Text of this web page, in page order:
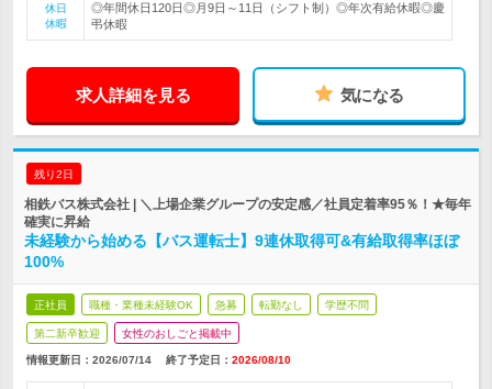
休日
休暇
◎年間休日120日◎月9日～11日（シフト制）◎年次有給休暇◎慶
弔休暇
求人詳細を見る 気になる
残り2日
相鉄バス株式会社 | ＼上場企業グループの安定感／社員定着率95％！★毎年
確実に昇給
未経験から始める【バス運転士】9連休取得可&有給取得率ほぼ
100%
正社員 職種・業種未経験OK 急募 転勤なし 学歴不問
第二新卒歓迎 女性のおしごと掲載中
情報更新日：2026/07/14 終了予定日： 2026/08/10